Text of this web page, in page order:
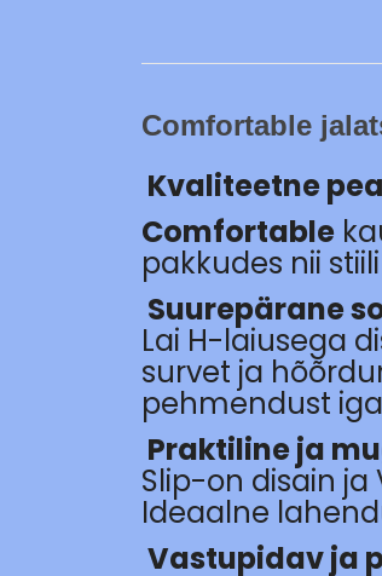
Comfortable
Kvaliteetne
Comfortable
pakkudes nii
Suurepärane
Lai H-laiusega
survet ja
pehmendust
Praktiline ja
Slip-on disain
Ideaalne
Vastupidav ja